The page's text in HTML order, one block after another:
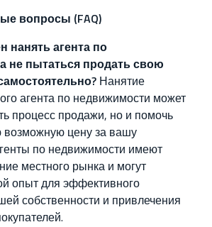
вопросы (FAQ)
нанять агента по
не пытаться продать свою
Нанятие
агента по недвижимости может
процесс продажи, но и помочь
возможную цену за вашу
по недвижимости имеют
местного рынка и могут
опыт для эффективного
собственности и привлечения